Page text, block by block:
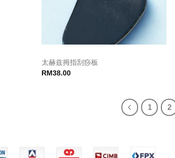
太赫兹拇指刮痧板
RM38.00
1 2